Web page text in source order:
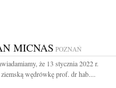
MICNAS POZNAŃ
że 13 stycznia 2022 r.
ziemską wędrówkę prof. dr hab....